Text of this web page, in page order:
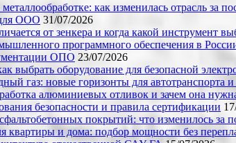
как изменилась отрасль за
ООО 31/07/2026
от зенкера и когда какой инструмент
программного обеспечения в
ОПО 23/07/2026
выбрать оборудование для безопасной
газ: новые горизонты для автотранспорта
алюминиевых отливок и зачем она
безопасности и правила сертификации
покрытий: что изменилось за
квартиры и дома: подбор мощности без